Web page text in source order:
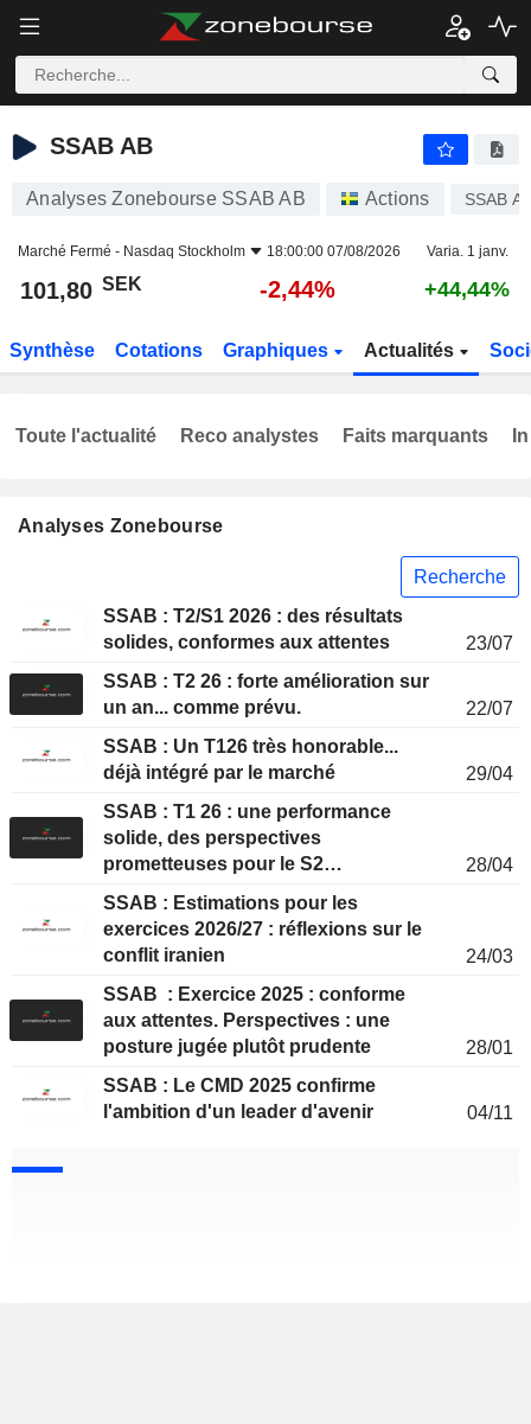
SSAB AB
SSAB AB
Analyses Zonebourse SSAB AB Actions SSAB A
Marché Fermé - Nasdaq Stockholm 18:00:00 07/08/2026 Varia. 1 janv.
101,80 SEK -2,44% +44,44%
Synthèse Cotations Graphiques Actualités
Analyses Zonebourse
Recherche
SSAB : T2/S1 2026 : des résultats
solides, conformes aux attentes
23/07
SSAB : T2 26 : forte amélioration sur
un an... comme prévu.
22/07
SSAB : Un T126 très honorable...
déjà intégré par le marché
29/04
SSAB : T1 26 : une performance
solide, des perspectives
prometteuses pour le S2…
28/04
SSAB : Estimations pour les
exercices 2026/27 : réflexions sur le
conflit iranien
24/03
SSAB : Exercice 2025 : conforme
aux attentes. Perspectives : une
posture jugée plutôt prudente
28/01
SSAB : Le CMD 2025 confirme
l'ambition d'un leader d'avenir
04/11
Toute l'actualité Reco analystes Faits marquants